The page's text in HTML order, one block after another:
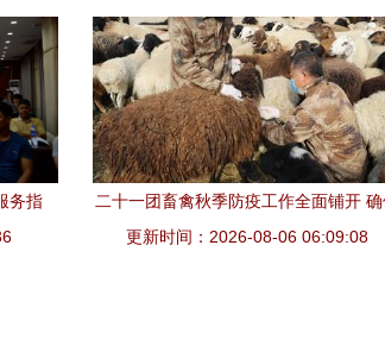
务指
二十一团畜禽秋季防疫工作全面铺开
无“疫”家禽技术服务
更新时间：2026-08-06 06:09:08